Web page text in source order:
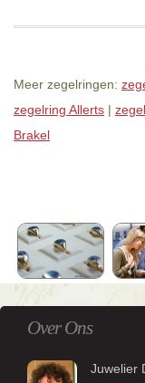
Meer zegelringen:
zegelring Allerts |
Brakel
Over Ons
Juwelier